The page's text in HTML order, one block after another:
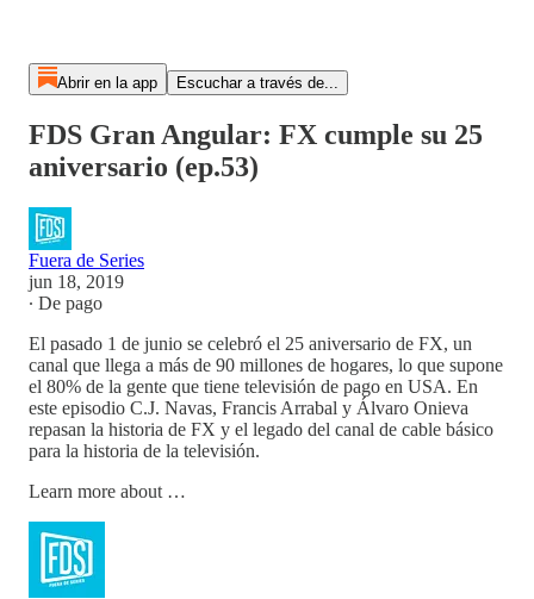
Abrir en la app Escuchar a través de...
FDS Gran Angular: FX cumple su 25
aniversario (ep.53)
Fuera de Series
jun 18, 2019
∙ De pago
El pasado 1 de junio se celebró el 25 aniversario de FX, un
canal que llega a más de 90 millones de hogares, lo que supone
el 80% de la gente que tiene televisión de pago en USA. En
este episodio C.J. Navas, Francis Arrabal y Álvaro Onieva
repasan la historia de FX y el legado del canal de cable básico
para la historia de la televisión.
Learn more about …